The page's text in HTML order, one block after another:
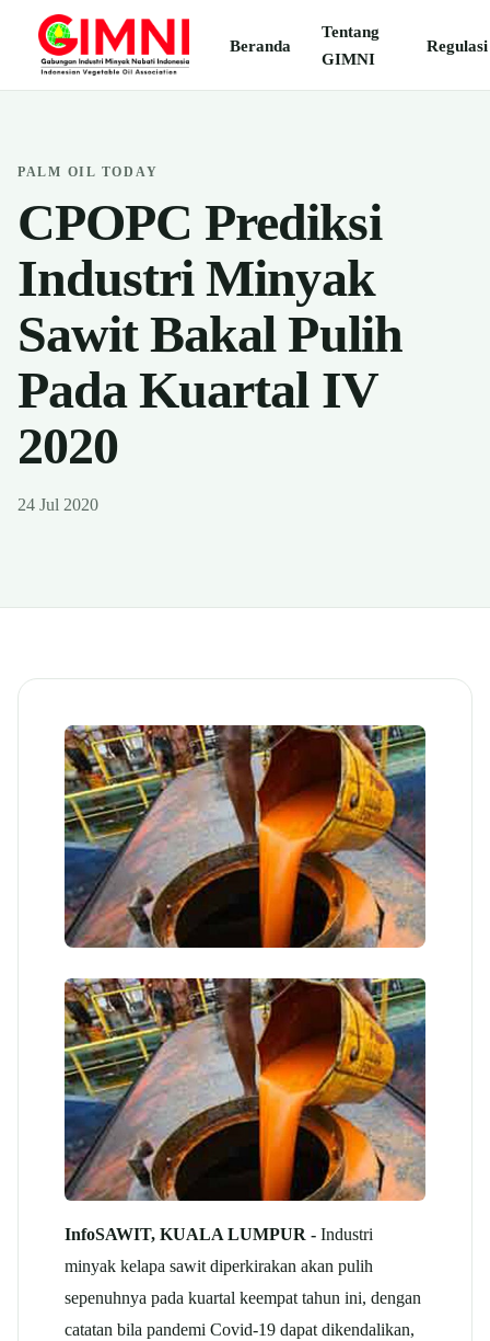
Beranda
Tentang
GIMNI
Regulasi
PALM OIL TODAY
CPOPC Prediksi
Industri Minyak
Sawit Bakal Pulih
Pada Kuartal IV
2020
24 Jul 2020
InfoSAWIT, KUALA LUMPUR - Industri
minyak kelapa sawit diperkirakan akan pulih
sepenuhnya pada kuartal keempat tahun ini, dengan
catatan bila pandemi Covid-19 dapat dikendalikan,